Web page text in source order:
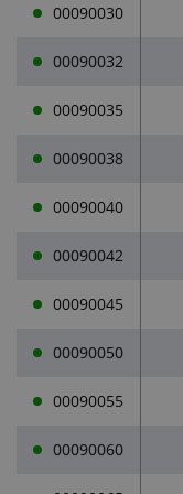
00090030
00090032
00090035
00090038
00090040
00090042
00090045
00090050
00090055
00090060